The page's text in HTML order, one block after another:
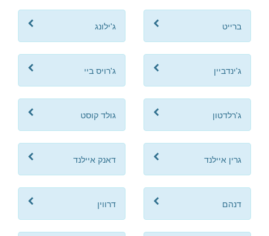
ברייט ג'ילונג
ג'ינדביין ג'רויס ביי
ג'רלדטון גולד קוסט
גרין איילנד דאנק איילנד
דנהם דרווין